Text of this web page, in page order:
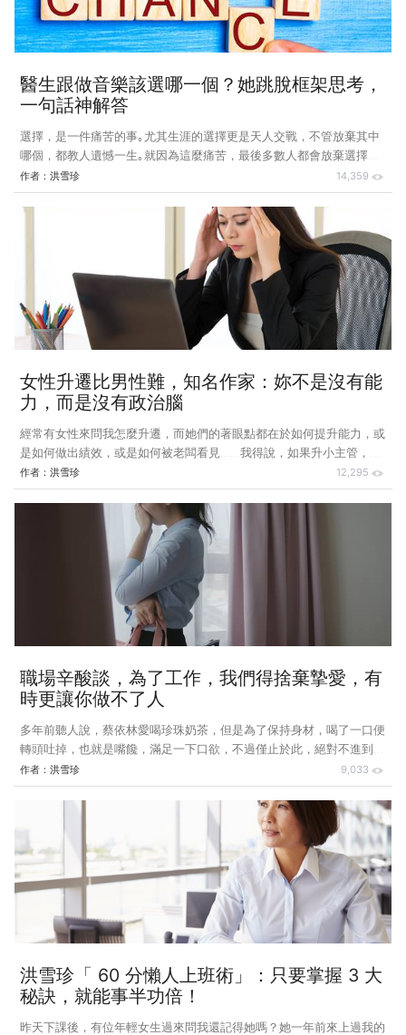
醫生跟做音樂該選哪一個？她跳脫框架思考，
一句話神解答
選擇，是一件痛苦的事｡尤其生涯的選擇更是天人交戰，不管放棄其中
哪個，都教人遺憾一生｡就因為這麼痛苦，最後多數人都會放棄選擇，
回到原點，不做出任何改變｡但是痛苦還在，糾結依然｡ 最近教課之
後，前後有兩個人都來問了相同的問題｡第一位是醫師，38歲，喜歡音
樂，不能選擇音樂職涯讓他痛苦萬分｡他追過夢，曾經短暫離開醫師跑
道，轉做音樂，未久又回到主流價值，繼續當醫生｡７年過去，音樂的
夢未曾消褪，始終在耳邊呢喃不已｡ 不快樂？請找對原因 他搓著雙手
說，他不喜歡當醫師，然而全世界都勸阻他別做出傻事｡我看了他的人
格測評報告之後說，他讀醫學院7年，又當醫師7年，總共14年
作者： 洪雪珍 14,359
女性升遷比男性難，知名作家：妳不是沒有能
力，而是沒有政治腦
經常有女性來問我怎麼升遷，而她們的著眼點都在於如何提升能力，或
是如何做出績效，或是如何被老闆看見……我得說，如果升小主管，這
些都很重要；但是如果要升大主管，這些都不是最重要｡依照我對職場
的觀察，升小主管靠實力，升大主管靠政治｡可是女性最弱的地方就是
政治，這才是升遷的困難所在｡ 妳不是沒有能力，而是沒有政治腦 我
有個女同學在矽谷做資訊工程師，每次回台都會抱怨同部門的印度同
事，說他們很會抱團，一個人進來公司，沒多久就會拉另一個同鄉進
來，兩年過去，整個部門都是印度男性，只有她一個台灣女性｡而我同
學學習很猛﹑工作很拚，可是升遷加薪都是印度
作者： 洪雪珍 12,295
職場辛酸談，為了工作，我們得捨棄摯愛，有
時更讓你做不了人
多年前聽人說，蔡依林愛喝珍珠奶茶，但是為了保持身材，喝了一口便
轉頭吐掉，也就是嘴饞，滿足一下口欲，不過僅止於此，絕對不進到肚
裡，成為熱量，破壞長久以來苦心維持的體重｡後來每次在電視新聞看
到她在跳鋼管舞，上上下下地爬﹑左左右右地轉，而我看到的是一杯珍
奶在搖搖晃晃，真心覺得— 成功者是神，不是人！ 農曆年後教課，
有件事再度讓我深刻感受到，為了工作，有時我們就是做不了人｡ 這
是人過的日子嗎？ 我愛吃花生，可是自從2019年開始教課就敬謝不
敏，因為喉嚨異常敏感，吃這類燥性食物一定咳嗽不止｡問題是，思
作者： 洪雪珍 9,033
洪雪珍「 60 分懶人上班術」：只要掌握 3 大
秘訣，就能事半功倍！
昨天下課後，有位年輕女生過來問我還記得她嗎？她一年前來上過我的